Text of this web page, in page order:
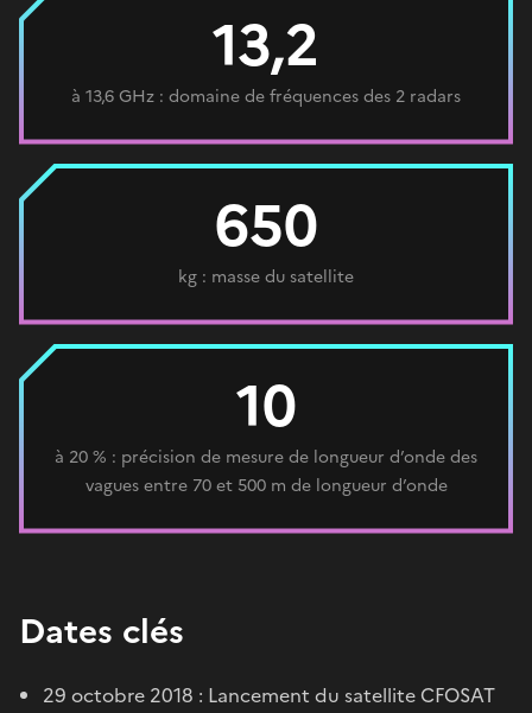
13,2
à 13,6 GHz : domaine de fréquences des 2 radars
650
kg : masse du satellite
10
à 20 % : précision de mesure de longueur d’onde des
vagues entre 70 et 500 m de longueur d’onde
Dates clés
29 octobre 2018 : Lancement du satellite CFOSAT